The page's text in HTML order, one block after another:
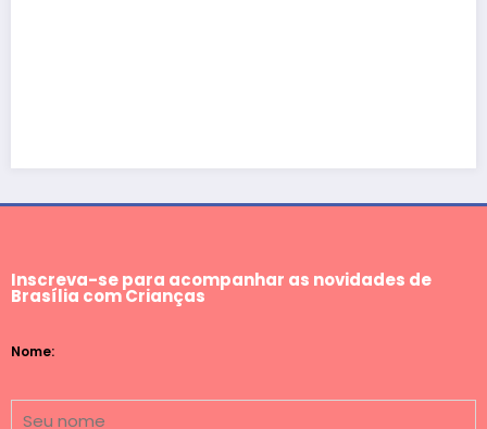
Inscreva-se para acompanhar as novidades de
Brasília com Crianças
Nome: